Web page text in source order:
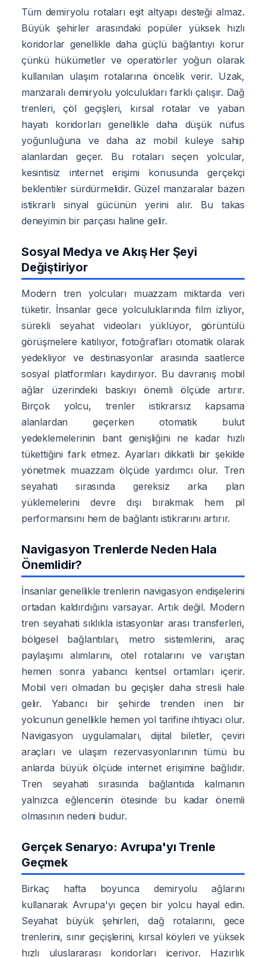
Tüm demiryolu rotaları eşit altyapı desteği almaz.
Büyük şehirler arasındaki popüler yüksek hızlı
koridorlar genellikle daha güçlü bağlantıyı korur
çünkü hükümetler ve operatörler yoğun olarak
kullanılan ulaşım rotalarına öncelik verir. Uzak,
manzaralı demiryolu yolculukları farklı çalışır. Dağ
trenleri, çöl geçişleri, kırsal rotalar ve yaban
hayatı koridorları genellikle daha düşük nüfus
yoğunluğuna ve daha az mobil kuleye sahip
alanlardan geçer. Bu rotaları seçen yolcular,
kesintisiz internet erişimi konusunda gerçekçi
beklentiler sürdürmelidir. Güzel manzaralar bazen
istikrarlı sinyal gücünün yerini alır. Bu takas
deneyimin bir parçası haline gelir.
Sosyal Medya ve Akış Her Şeyi
Değiştiriyor
Modern tren yolcuları muazzam miktarda veri
tüketir. İnsanlar gece yolculuklarında film izliyor,
sürekli seyahat videoları yüklüyor, görüntülü
görüşmelere katılıyor, fotoğrafları otomatik olarak
yedekliyor ve destinasyonlar arasında saatlerce
sosyal platformları kaydırıyor. Bu davranış mobil
ağlar üzerindeki baskıyı önemli ölçüde artırır.
Birçok yolcu, trenler istikrarsız kapsama
alanlardan geçerken otomatik bulut
yedeklemelerinin bant genişliğini ne kadar hızlı
tükettiğini fark etmez. Ayarları dikkatli bir şekilde
yönetmek muazzam ölçüde yardımcı olur. Tren
seyahati sırasında gereksiz arka plan
yüklemelerini devre dışı bırakmak hem pil
performansını hem de bağlantı istikrarını artırır.
Navigasyon Trenlerde Neden Hala
Önemlidir?
İnsanlar genellikle trenlerin navigasyon endişelerini
ortadan kaldırdığını varsayar. Artık değil. Modern
tren seyahati sıklıkla istasyonlar arası transferleri,
bölgesel bağlantıları, metro sistemlerini, araç
paylaşımı alımlarını, otel rotalarını ve varıştan
hemen sonra yabancı kentsel ortamları içerir.
Mobil veri olmadan bu geçişler daha stresli hale
gelir. Yabancı bir şehirde trenden inen bir
yolcunun genellikle hemen yol tarifine ihtiyacı olur.
Navigasyon uygulamaları, dijital biletler, çeviri
araçları ve ulaşım rezervasyonlarının tümü bu
anlarda büyük ölçüde internet erişimine bağlıdır.
Tren seyahati sırasında bağlantıda kalmanın
yalnızca eğlencenin ötesinde bu kadar önemli
olmasının nedeni budur.
Gerçek Senaryo: Avrupa'yı Trenle
Geçmek
Birkaç hafta boyunca demiryolu ağlarını
kullanarak Avrupa'yı geçen bir yolcu hayal edin.
Seyahat büyük şehirleri, dağ rotalarını, gece
trenlerini, sınır geçişlerini, kırsal köyleri ve yüksek
hızlı uluslararası koridorları içeriyor. Hazırlık